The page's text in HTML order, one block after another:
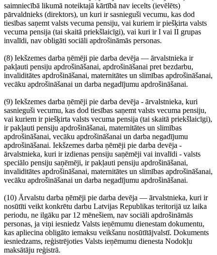
saimniecībā likumā noteiktajā kārtībā nav iecelts (ievēlēts)
pārvaldnieks (direktors), un kuri ir sasnieguši vecumu, kas dod
tiesības saņemt valsts vecuma pensiju, vai kuriem ir piešķirta valsts
vecuma pensija (tai skaitā priekšlaicīgi), vai kuri ir I vai II grupas
invalīdi, nav obligāti sociāli apdrošināmās personas.
(8) Iekšzemes darba ņēmēji pie darba devēja — ārvalstnieka ir
pakļauti pensiju apdrošināšanai, apdrošināšanai pret bezdarbu,
invaliditātes apdrošināšanai, maternitātes un slimības apdrošināšanai,
vecāku apdrošināšanai un darba negadījumu apdrošināšanai.
(9) Iekšzemes darba ņēmēji pie darba devēja - ārvalstnieka, kuri
sasnieguši vecumu, kas dod tiesības saņemt valsts vecuma pensiju,
vai kuriem ir piešķirta valsts vecuma pensija (tai skaitā priekšlaicīgi),
ir pakļauti pensiju apdrošināšanai, maternitātes un slimības
apdrošināšanai, vecāku apdrošināšanai un darba negadījumu
apdrošināšanai. Iekšzemes darba ņēmēji pie darba devēja -
ārvalstnieka, kuri ir izdienas pensiju saņēmēji vai invalīdi - valsts
speciālo pensiju saņēmēji, ir pakļauti pensiju apdrošināšanai,
invaliditātes apdrošināšanai, maternitātes un slimības apdrošināšanai,
vecāku apdrošināšanai un darba negadījumu apdrošināšanai.
(10) Ārvalstu darba ņēmēji pie darba devēja — ārvalstnieka, kuri ir
nosūtīti veikt konkrētu darbu Latvijas Republikas teritorijā uz laika
periodu, ne ilgāku par 12 mēnešiem, nav sociāli apdrošināmās
personas, ja viņi iesniedz Valsts ieņēmumu dienestam dokumentu,
kas apliecina obligāto iemaksu veikšanu nosūtītājvalstī. Dokuments
iesniedzams, reģistrējoties Valsts ieņēmumu dienesta Nodokļu
maksātāju reģistrā.